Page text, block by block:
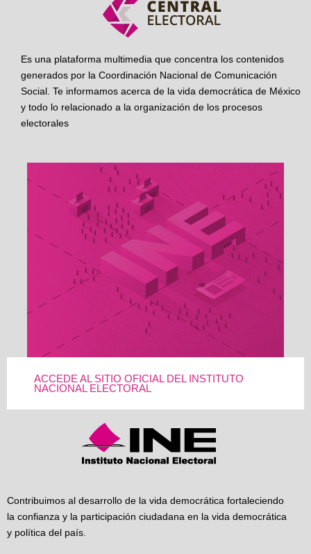
Es una plataforma multimedia que concentra los contenidos
generados por la Coordinación Nacional de Comunicación
Social. Te informamos acerca de la vida democrática de México
y todo lo relacionado a la organización de los procesos
electorales
ACCEDE AL SITIO OFICIAL DEL INSTITUTO
NACIONAL ELECTORAL
Contribuimos al desarrollo de la vida democrática fortaleciendo
la confianza y la participación ciudadana en la vida democrática
y política del país.